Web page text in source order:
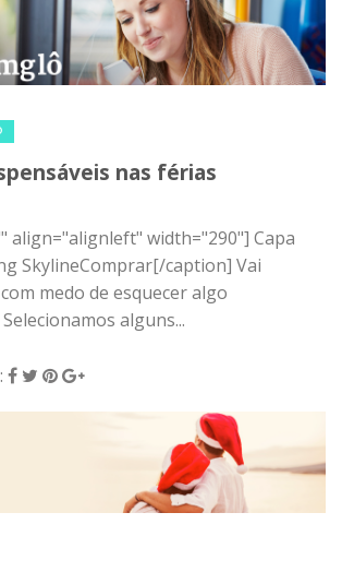
nas férias
align="alignleft" width="290"] Capa
SkylineComprar[/caption] Vai
medo de esquecer algo
alguns...